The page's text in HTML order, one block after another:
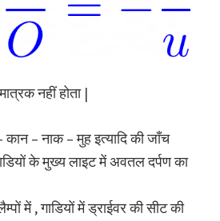
नहीं होता |
– नाक – मुह इत्यादि की जाँच
के मुख्य लाइट में अवतल दर्पण का
में , गाडियों में ड्राईवर की सीट की